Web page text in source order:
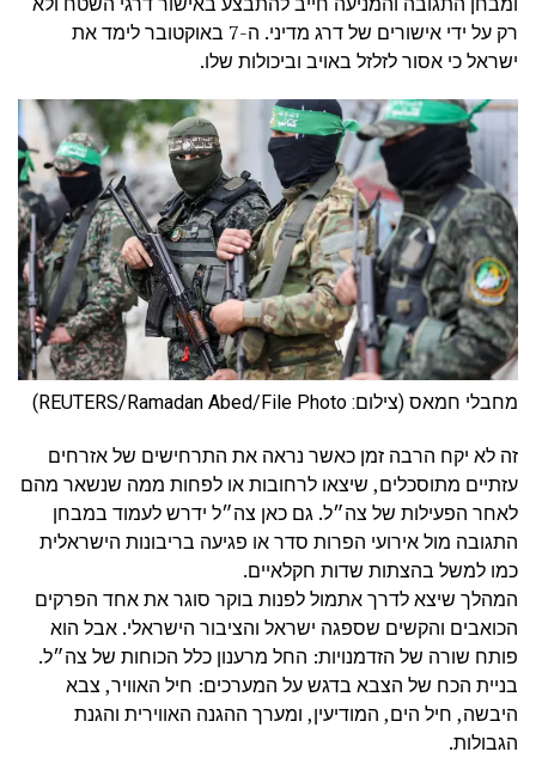
רק על ידי אישורים של דרג מדיני. ה-7 באוקטובר לימד את
ישראל כי אסור לזלזל באויב וביכולות שלו.
מחבלי חמאס (צילום: REUTERS/Ramadan Abed/File Photo)
זה לא יקח הרבה זמן כאשר נראה את התרחישים של אזרחים
עזתיים מתוסכלים, שיצאו לרחובות או לפחות ממה שנשאר מהם
לאחר הפעילות של צה״ל. גם כאן צה״ל ידרש לעמוד במבחן
התגובה מול אירועי הפרות סדר או פגיעה בריבונות הישראלית
כמו למשל בהצתות שדות חקלאיים.
המהלך שיצא לדרך אתמול לפנות בוקר סוגר את אחד הפרקים
הכואבים והקשים שספגה ישראל והציבור הישראלי. אבל הוא
פותח שורה של הזדמנויות: החל מרענון כלל הכוחות של צה״ל.
בניית הכח של הצבא בדגש על המערכים: חיל האוויר, צבא
היבשה, חיל הים, המודיעין, ומערך ההגנה האווירית והגנת
הגבולות.